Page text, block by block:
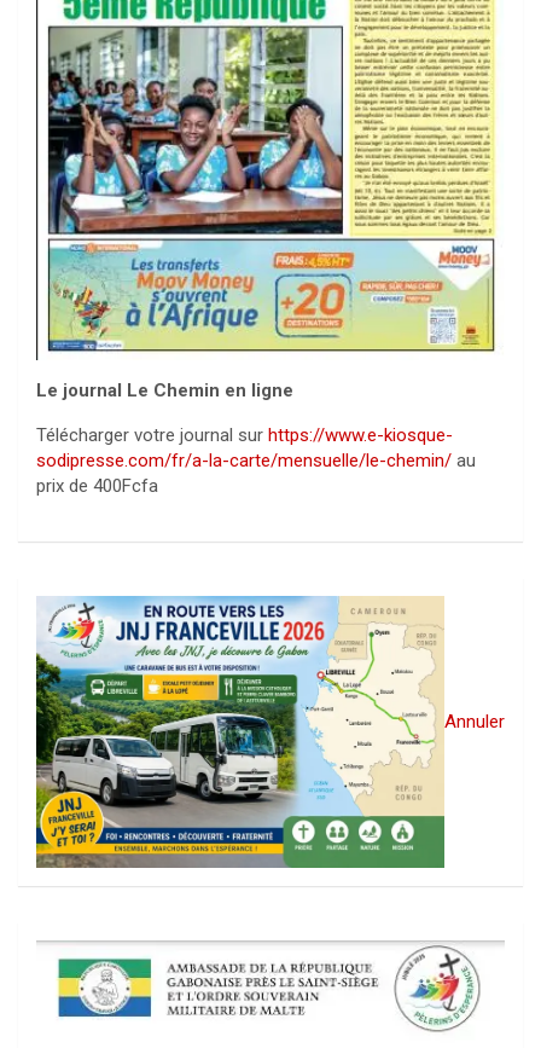
Le journal Le Chemin en ligne
Télécharger votre journal sur https://www.e-kiosque-
sodipresse.com/fr/a-la-carte/mensuelle/le-chemin/ au
prix de 400Fcfa
Annuler